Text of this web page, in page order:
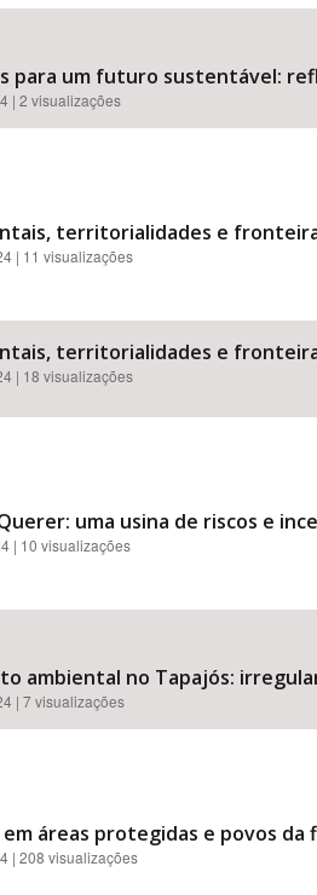
para um futuro sustentável:
| 2 visualizações
territorialidades e
| 11 visualizações
territorialidades e
| 18 visualizações
uma usina de riscos e
| 10 visualizações
ambiental no Tapajós:
| 7 visualizações
áreas protegidas e povos
| 208 visualizações